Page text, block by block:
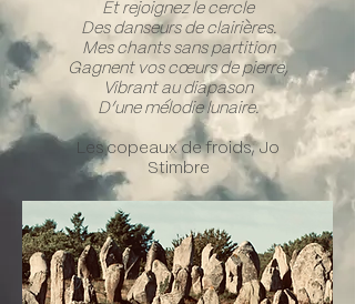
Et rejoignez le cercle
Des danseurs de clairières.
Mes chants sans partition
Gagnent vos cœurs de pierre,
Vibrant au diapason
D’une mélodie lunaire.
Les copeaux de froids, Jo
Stimbre